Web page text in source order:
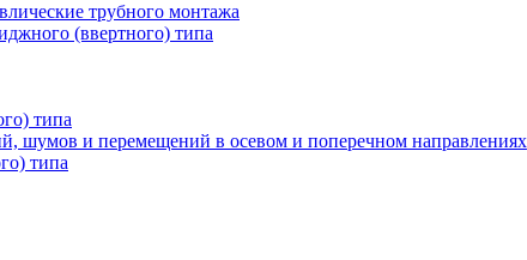
трубного монтажа
(ввертного) типа
типа
шумов и перемещений в осевом и поперечном направлениях
типа